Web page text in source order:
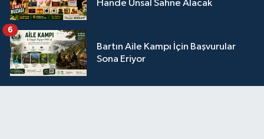
Hande Ünsal Sahne Alacak
Bartın Aile Kampı İçin Başvurular
Sona Eriyor
6